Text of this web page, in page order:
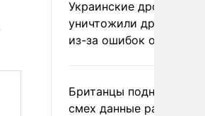
Украинские дроны
уничтожили друг друга
из-за ошибок
Британцы подняли на
смех данные разведки